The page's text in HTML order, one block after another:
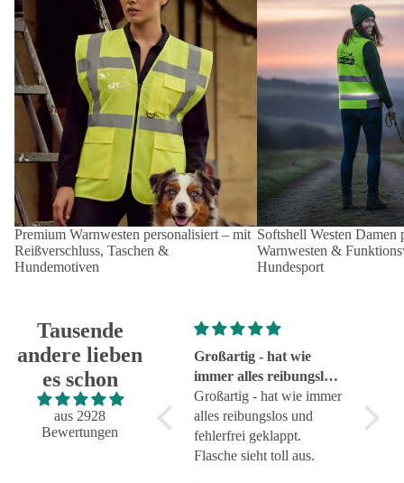
Premium Warnwesten personalisiert – mit
Reißverschluss, Taschen &
Hundemotiven
Softshell Westen Damen
Warnwesten &
Hundesport
Tausende
andere lieben
es schon
aus 2928
Bewertungen
Super!
Super!
Großartig - hat wie
immer alles reibungslos
und fehlerfrei geklappt
Großartig - hat wie immer
alles reibungslos und
fehlerfrei geklappt.
Flasche sieht toll aus.